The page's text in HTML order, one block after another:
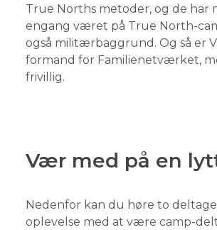
True Norths metoder, og de har
engang været på True North-
også militærbaggrund. Og så er
formand for Familienetværket,
frivillig.
Vær med på en
Nedenfor kan du høre to
oplevelse med at være camp-